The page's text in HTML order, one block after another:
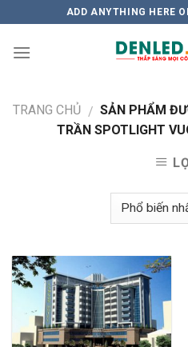
to
content
ADD ANYTHING HERE
TRANG CHỦ / SẢN PHẨM
TRẦN SPOTLIGHT